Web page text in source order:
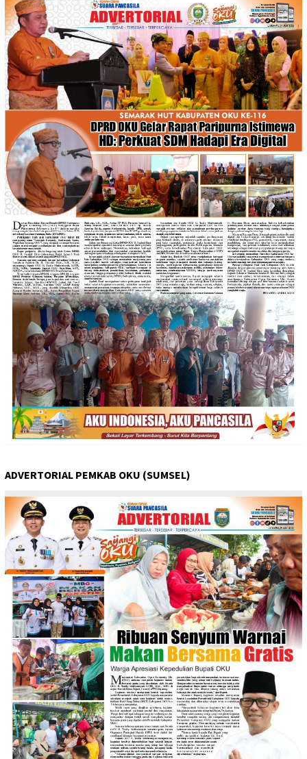
ADVERTORIAL PEMKAB OKU (SUMSEL)